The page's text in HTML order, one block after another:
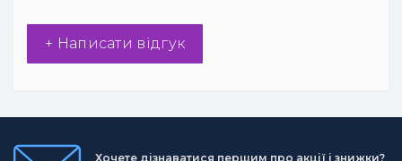
+ Написати відгук
Хочете дізнаватися першим про акції і знижки?